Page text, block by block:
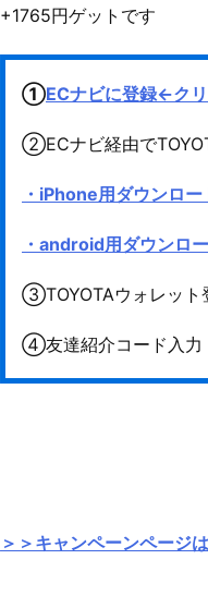
+1765円ゲットです
①ECナビに登録←ク
②ECナビ経由で
・iPhone用ダウンロ
・android用ダウンロ
③TOYOTAウォレット
④友達紹介コード入力
＞＞キャンペーンページ